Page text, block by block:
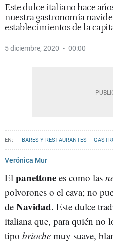
Este dulce italiano hace
nuestra gastronomía
establecimientos de la
5 diciembre, 2020 00:00
BARES Y RESTAURANTES
RANKINGS BARCELONA
Verónica Mur
El panettone es como las
polvorones o el cava; no
de Navidad. Este dulce
italiana que, para quién no
tipo brioche muy suave,